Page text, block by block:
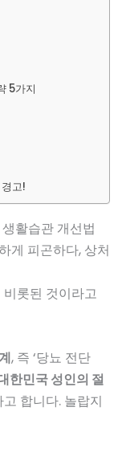
5가지
고!
활습관 개선법
게 피곤하다, 상처
롯된 것이라고
, 즉 ‘당뇨 전단
한민국 성인의 절
합니다. 놀랍지